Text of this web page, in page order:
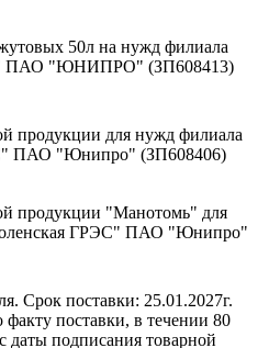
50л на нужд филиала
ПАО "ЮНИПРО" (ЗП608413)
продукции для нужд филиала
ПАО "Юнипро" (ЗП608406)
продукции "Манотомь" для
ГРЭС" ПАО "Юнипро"
Срок поставки: 25.01.2027г.
поставки, в течении 80
даты подписания товарной